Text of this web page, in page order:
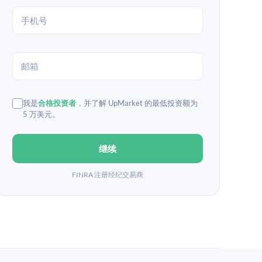
我是合格投资者 ，并了解 UpMarket 的最低投资额为
5 万美元。
继续
FINRA 注册经纪交易商